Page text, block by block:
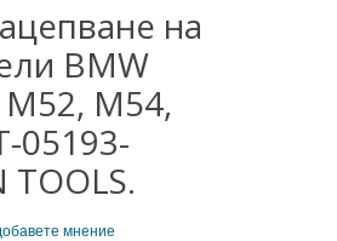
на
BMW
M54,
05193-
TOOLS.
мнение